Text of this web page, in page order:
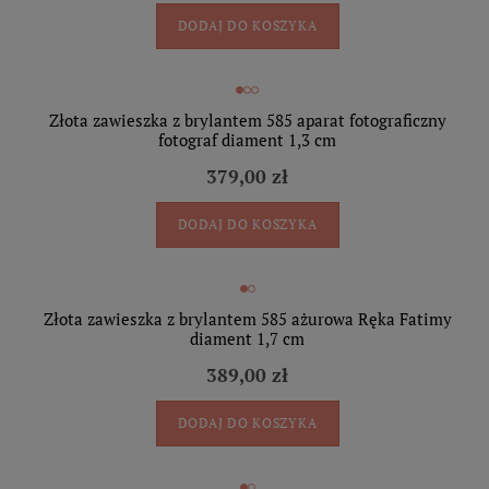
DODAJ DO KOSZYKA
Złota zawieszka z brylantem 585 aparat fotograficzny
fotograf diament 1,3 cm
379,00 zł
DODAJ DO KOSZYKA
Złota zawieszka z brylantem 585 ażurowa Ręka Fatimy
diament 1,7 cm
389,00 zł
DODAJ DO KOSZYKA